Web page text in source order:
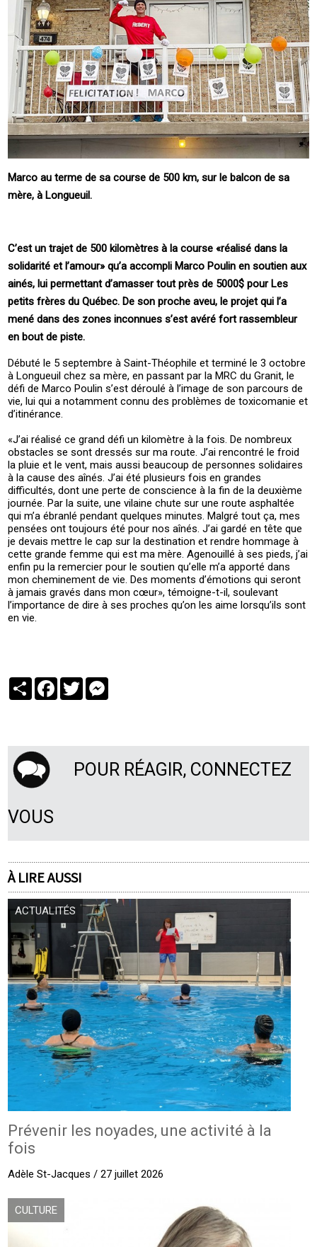
Marco au terme de sa course de 500 km, sur le balcon de sa
mère, à Longueuil.
C’est un trajet de 500 kilomètres à la course «réalisé dans la
solidarité et l’amour» qu’a accompli Marco Poulin en soutien aux
ainés, lui permettant d’amasser tout près de 5000$ pour Les
petits frères du Québec. De son proche aveu, le projet qui l’a
mené dans des zones inconnues s’est avéré fort rassembleur
en bout de piste.
Débuté le 5 septembre à Saint-Théophile et terminé le 3 octobre
à Longueuil chez sa mère, en passant par la MRC du Granit, le
défi de Marco Poulin s’est déroulé à l’image de son parcours de
vie, lui qui a notamment connu des problèmes de toxicomanie et
d’itinérance.
«J’ai réalisé ce grand défi un kilomètre à la fois. De nombreux
obstacles se sont dressés sur ma route. J’ai rencontré le froid
la pluie et le vent, mais aussi beaucoup de personnes solidaires
à la cause des aînés. J’ai été plusieurs fois en grandes
difficultés, dont une perte de conscience à la fin de la deuxième
journée. Par la suite, une vilaine chute sur une route asphaltée
qui m’a ébranlé pendant quelques minutes. Malgré tout ça, mes
pensées ont toujours été pour nos aînés. J’ai gardé en tête que
je devais mettre le cap sur la destination et rendre hommage à
cette grande femme qui est ma mère. Agenouillé à ses pieds, j’ai
enfin pu la remercier pour le soutien qu’elle m’a apporté dans
mon cheminement de vie. Des moments d’émotions qui seront
à jamais gravés dans mon cœur», témoigne-t-il, soulevant
l’importance de dire à ses proches qu’on les aime lorsqu’ils sont
en vie.
PartagerFacebook
Twitter
POUR RÉAGIR, CONNECTEZ
VOUS
À LIRE AUSSI
ACTUALITÉS
Prévenir les noyades, une activité à la
fois
Adèle St-Jacques / 27 juillet 2026
CULTURE